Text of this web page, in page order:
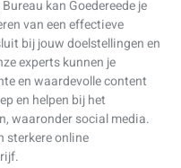
kan Goedereede je
van een effectieve
bij jouw doelstellingen en
experts kunnen je
en waardevolle content
en helpen bij het
waaronder social media.
sterkere online